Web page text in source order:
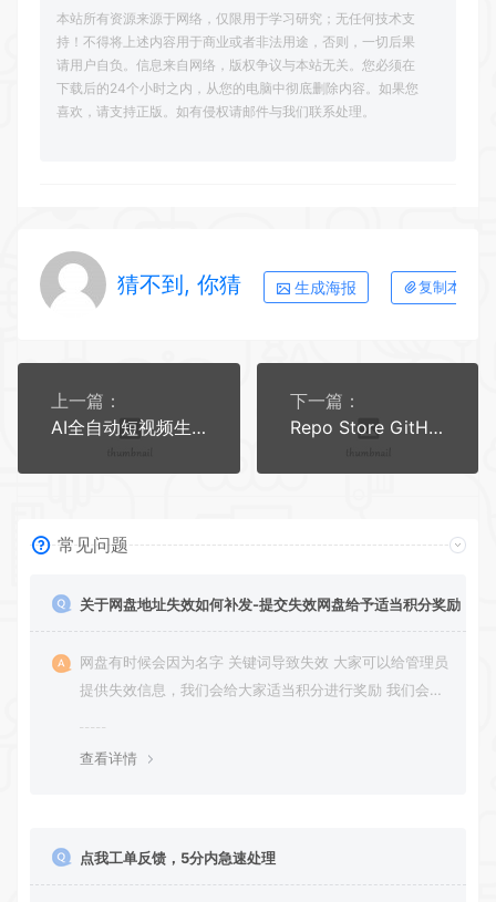
本站所有资源来源于网络，仅限用于学习研究；无任何技术支
持！不得将上述内容用于商业或者非法用途，否则，一切后果
请用户自负。信息来自网络，版权争议与本站无关。您必须在
下载后的24个小时之内，从您的电脑中彻底删除内容。如果您
喜欢，请支持正版。如有侵权请邮件与我们联系处理。
猜不到, 你猜 生成海报 复制本文链
上一篇：
AI全自动短视频生成引擎Pixelle-Video工具资料包
下一篇：
Repo Store GitHub开源软件轻量应用商店 免费无广告
常见问题
关于网盘地址失效如何补发-提交失效网盘给予适当积分奖励
网盘有时候会因为名字 关键词导致失效 大家可以给管理员
提供失效信息，我们会给大家适当积分进行奖励 我们会第
查看详情
点我工单反馈，5分内急速处理